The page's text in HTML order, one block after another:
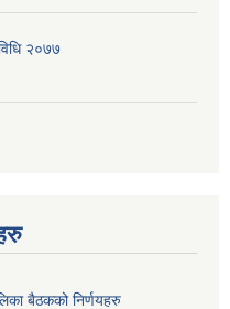
२०७७
बैठकको निर्णयहरु